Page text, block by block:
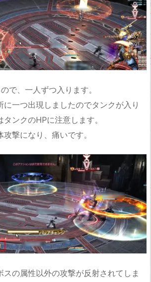
で、一人ずつ入ります。
に一つ出現しましたのでタンクが入り
ンクのHPに注意します。
撃になり、痛いです。
スの属性以外の攻撃が反射されてしま